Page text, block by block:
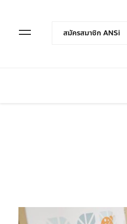
Open Menuสมัครสมาชิก ANSi